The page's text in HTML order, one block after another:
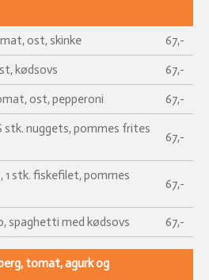
ost, skinke
67,-
kødsovs 67,-
ost, pepperoni 67,-
stk. nuggets, pommes frites
67,-
1 stk. fiskefilet, pommes
67,-
spaghetti med kødsovs 67,-
tomat, agurk og